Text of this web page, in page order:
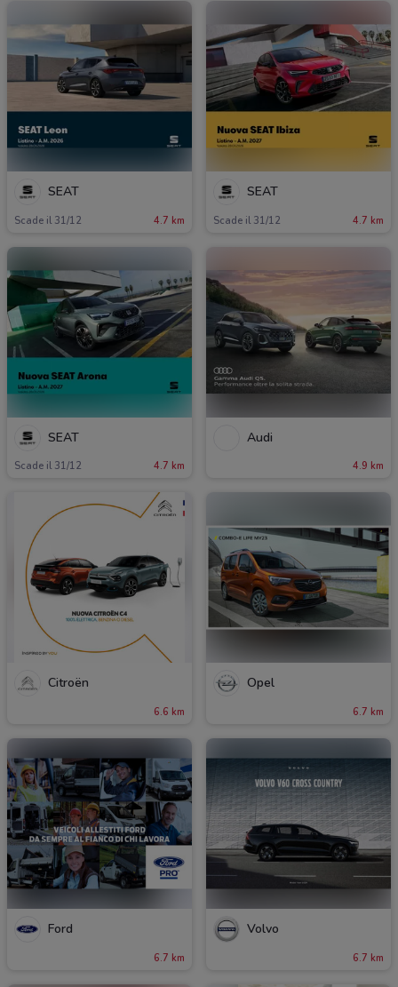
SEAT
Scade il 31/12 4.7 km
SEAT
Scade il 31/12 4.7 km
SEAT
Scade il 31/12 4.7 km
Audi
4.9 km
Citroën
6.6 km
Opel
6.7 km
Ford
6.7 km
Volvo
6.7 km